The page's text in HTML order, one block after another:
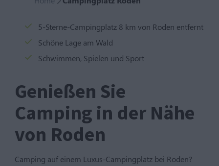
5-Sterne-Campingplatz 8 km von Roden entfernt
Schöne Lage am Wald
Schwimmen, Spielen und Sport
Genießen Sie
Camping in der Nähe
von Roden
Camping auf einem Luxus-Campingplatz bei Roden?